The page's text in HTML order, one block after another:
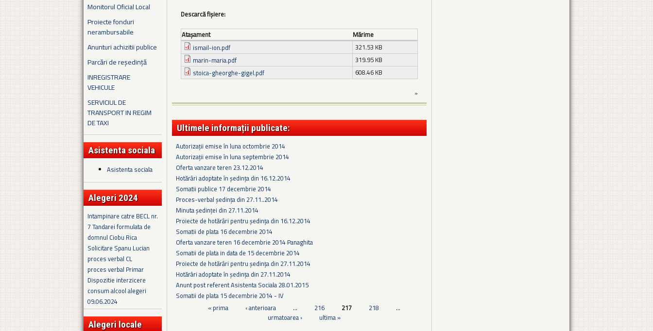
Monitorul Oficial Local
Proiecte fonduri
nerambursabile
Anunturi achizitii publice
Parcări de reședință
INREGISTRARE
VEHICULE
SERVICIUL DE
TRANSPORT IN REGIM
DE TAXI
Asistenta sociala
Asistenta sociala
Alegeri 2024
Intampinare catre BECL nr.
7 Tandarei formulata de
domnul Ciobu Rica
Solicitare Spanu Lucian
proces verbal CL
proces verbal Primar
Dispozitie interzicere
consum alcool alegeri
09.06.2024
Alegeri locale
Descarcă fișiere:
Ataşament
Mărime
ismail-ion.pdf
321.53 KB
marin-maria.pdf
319.95 KB
stoica-gheorghe-gigel.pdf
608.46 KB
»
Ultimele informații publicate:
Autorizații emise în luna octombrie 2014
Autorizații emise în luna septembrie 2014
Oferta vanzare teren 23.12.2014
Hotărâri adoptate în ședința din 16.12.2014
Somatii publice 17 decembrie 2014
Proces-verbal ședința din 27.11..2014
Minuta ședinței din 27.11.2014
Proiecte de hotărâri pentru ședința din 16.12.2014
Somatii de plata 16 decembrie 2014
Oferta vanzare teren 16 decembrie 2014 Panaghita
Somatii de plata in data de 15 decembrie 2014
Proiecte de hotărâri pentru ședința din 27.11.2014
Hotărâri adoptate în ședința din 27.11.2014
Anunt post referent Asistenta Sociala 28.01.2015
Somatii de plata 15 decembrie 2014 - IV
« prima ‹ anterioara … 216 217 218
…
urmatoarea ›
ultima »